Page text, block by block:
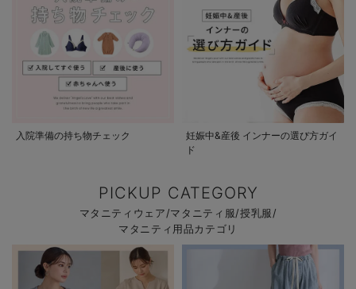
入院準備の持ち物チェック
妊娠中&産後 インナーの選び方ガイ
ド
PICKUP CATEGORY
マタニティウェア/マタニティ服/授乳服/
マタニティ用品カテゴリ